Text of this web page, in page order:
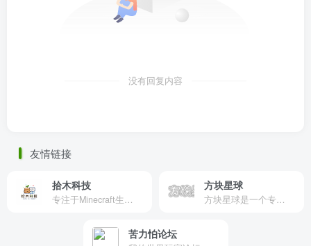
没有回复内容
友情链接
拾木科技
专注于Minecraft生态建设
方块星球
方块星球是一个专注于我的世界的中文论坛，提供丰富的资源分享、玩家交流和创意展示，包括地图、皮肤、数据包等内容，打造Minecraft玩家的专属社区乐园！
苦力怕论坛